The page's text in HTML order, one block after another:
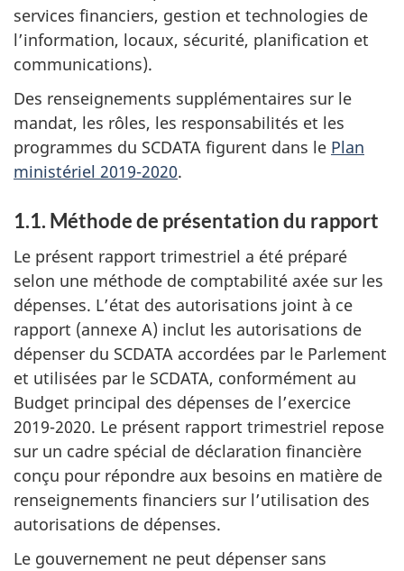
services financiers, gestion et technologies de
l’information, locaux, sécurité, planification et
communications).
Des renseignements supplémentaires sur le
mandat, les rôles, les responsabilités et les
programmes du SCDATA figurent dans le Plan
ministériel 2019-2020.
1.1. Méthode de présentation du rapport
Le présent rapport trimestriel a été préparé
selon une méthode de comptabilité axée sur les
dépenses. L’état des autorisations joint à ce
rapport (annexe A) inclut les autorisations de
dépenser du SCDATA accordées par le Parlement
et utilisées par le SCDATA, conformément au
Budget principal des dépenses de l’exercice
2019-2020. Le présent rapport trimestriel repose
sur un cadre spécial de déclaration financière
conçu pour répondre aux besoins en matière de
renseignements financiers sur l’utilisation des
autorisations de dépenses.
Le gouvernement ne peut dépenser sans